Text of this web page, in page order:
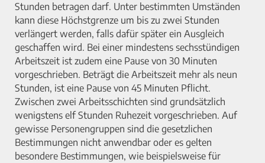
Stunden betragen darf. Unter bestimmten Umständen
kann diese Höchstgrenze um bis zu zwei Stunden
verlängert werden, falls dafür später ein Ausgleich
geschaffen wird. Bei einer mindestens sechsstündigen
Arbeitszeit ist zudem eine Pause von 30 Minuten
vorgeschrieben. Beträgt die Arbeitszeit mehr als neun
Stunden, ist eine Pause von 45 Minuten Pflicht.
Zwischen zwei Arbeitsschichten sind grundsätzlich
wenigstens elf Stunden Ruhezeit vorgeschrieben. Auf
gewisse Personengruppen sind die gesetzlichen
Bestimmungen nicht anwendbar oder es gelten
besondere Bestimmungen, wie beispielsweise für